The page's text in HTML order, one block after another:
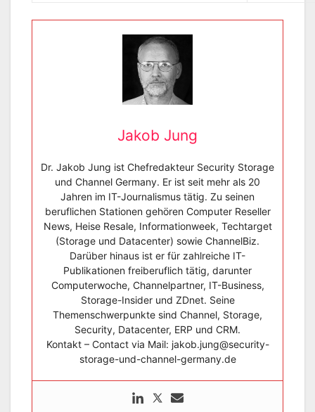
Jakob Jung
Dr. Jakob Jung ist Chefredakteur Security Storage
und Channel Germany. Er ist seit mehr als 20
Jahren im IT-Journalismus tätig. Zu seinen
beruflichen Stationen gehören Computer Reseller
News, Heise Resale, Informationweek, Techtarget
(Storage und Datacenter) sowie ChannelBiz.
Darüber hinaus ist er für zahlreiche IT-
Publikationen freiberuflich tätig, darunter
Computerwoche, Channelpartner, IT-Business,
Storage-Insider und ZDnet. Seine
Themenschwerpunkte sind Channel, Storage,
Security, Datacenter, ERP und CRM.
Kontakt – Contact via Mail: jakob.jung@security-
storage-und-channel-germany.de